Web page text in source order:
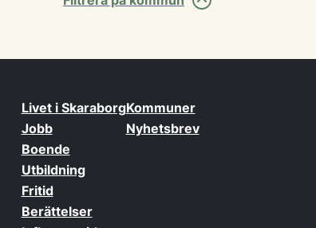
Livet i Skaraborg
Jobb
Boende
Utbildning
Fritid
Berättelser
Kommuner
Nyhetsbrev